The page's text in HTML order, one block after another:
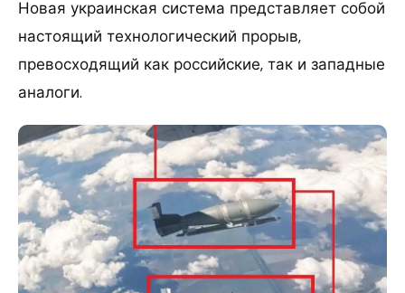
Новая украинская система представляет собой
настоящий технологический прорыв,
превосходящий как российские, так и западные
аналоги.